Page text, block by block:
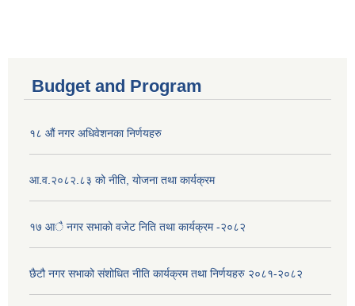
Budget and Program
१८ औं नगर अधिवेशनका निर्णयहरु
आ.व.२०८२.८३ को नीति, योजना तथा कार्यक्रम
१७ आै नगर सभाकाे वजेट निति तथा कार्यक्रम -२०८२
छैटौ नगर सभाको संशोधित नीति कार्यक्रम तथा निर्णयहरु २०८१-२०८२